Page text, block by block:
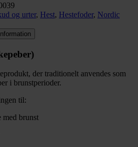
og urter, Hest, Hestefoder, Nordic
der traditionelt anvendes som
i brunstperioder.
til:
med brunst